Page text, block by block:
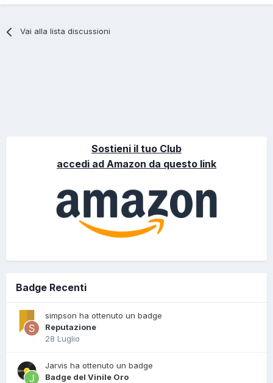
Vai alla lista discussioni
Sostieni il tuo Club
accedi ad Amazon da questo link
Badge Recenti
simpson ha ottenuto un badge
Reputazione
28 Luglio
Jarvis ha ottenuto un badge
Badge del Vinile Oro